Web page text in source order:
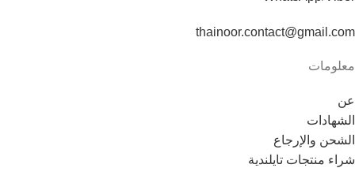
thainoor.contact@gmail.com
معلومات
عن
الشهادات
الشحن والإرجاع
شراء منتجات تايلندية